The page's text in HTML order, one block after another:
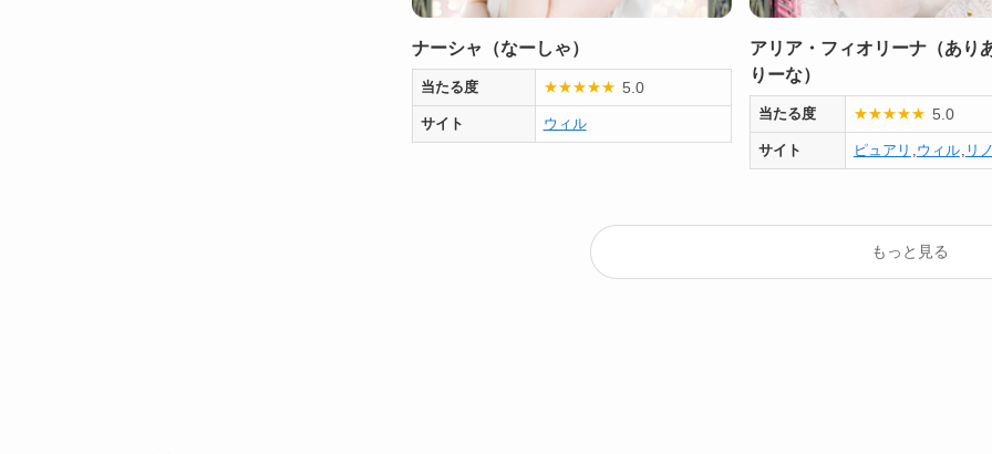
ナーシャ（なーしゃ）
当たる度 ★★★★★ 5.0
サイト ウィル
アリア・フィオリーナ（あり
りーな）
当たる度 ★★★★★ 5.0
サイト ピュアリ ,ウィル, リ
もっと見る